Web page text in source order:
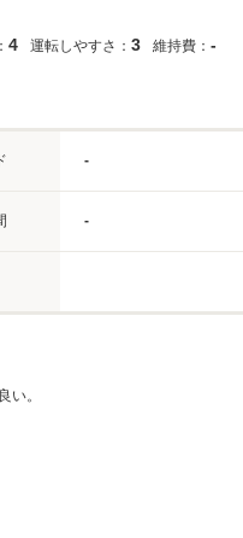
4 運転しやすさ： 3 維持費： -
-
-
い。